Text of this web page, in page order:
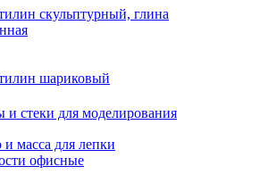
скульптурный, глина
шариковый
и стеки для моделирования
и масса для лепки
офисные